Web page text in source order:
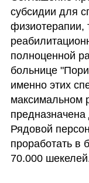
субсидии для
физиотерапии,
полноценной
больнице
именно этих
максимальном
Рядовой
проработать в
70.000